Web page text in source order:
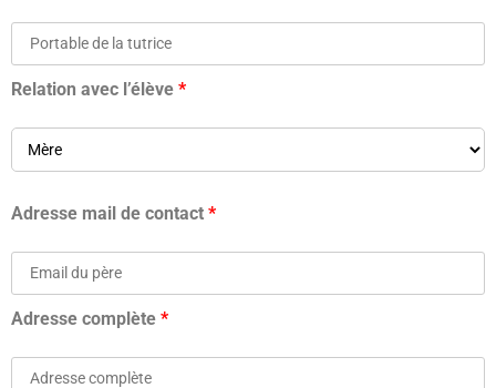
Relation avec l’élève *
Adresse mail de contact *
Adresse complète *